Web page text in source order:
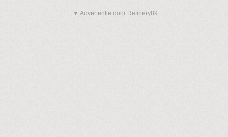
▼ Advertentie door Refinery89